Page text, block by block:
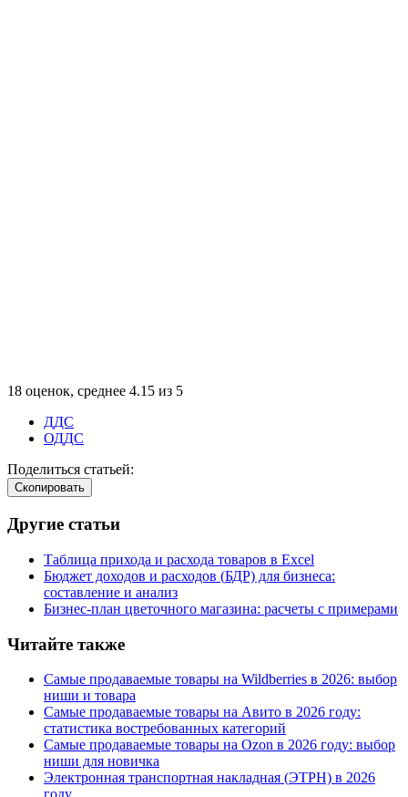
18 оценок, среднее 4.15 из 5
ДДС
ОДДС
Поделиться статьей:
Cкопировать
Другие статьи
Таблица прихода и расхода товаров в Excel
Бюджет доходов и расходов (БДР) для бизнеса:
составление и анализ
Бизнес-план цветочного магазина: расчеты с примерами
Читайте также
Самые продаваемые товары на Wildberries в 2026: выбор
ниши и товара
Самые продаваемые товары на Авито в 2026 году:
статистика востребованных категорий
Самые продаваемые товары на Ozon в 2026 году: выбор
ниши для новичка
Электронная транспортная накладная (ЭТРН) в 2026